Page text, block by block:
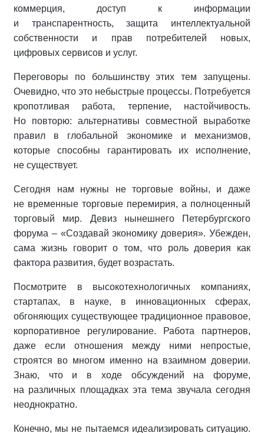
коммерция, доступ к информации
и транспарентность, защита интеллектуальной
собственности и прав потребителей новых,
цифровых сервисов и услуг.
Переговоры по большинству этих тем запущены.
Очевидно, что это небыстрые процессы. Потребуется
кропотливая работа, терпение, настойчивость.
Но повторю: альтернативы совместной выработке
правил в глобальной экономике и механизмов,
которые способны гарантировать их исполнение,
не существует.
Сегодня нам нужны не торговые войны, и даже
не временные торговые перемирия, а полноценный
торговый мир. Девиз нынешнего Петербургского
форума – «Создавай экономику доверия». Убежден,
сама жизнь говорит о том, что роль доверия как
фактора развития, будет возрастать.
Посмотрите в высокотехнологичных компаниях,
стартапах, в науке, в инновационных сферах,
обгоняющих существующее традиционное правовое,
корпоративное регулирование. Работа партнеров,
даже если отношения между ними непростые,
строятся во многом именно на взаимном доверии.
Знаю, что и в ходе обсуждений на форуме,
на различных площадках эта тема звучала сегодня
неоднократно.
Конечно, мы не пытаемся идеализировать ситуацию.